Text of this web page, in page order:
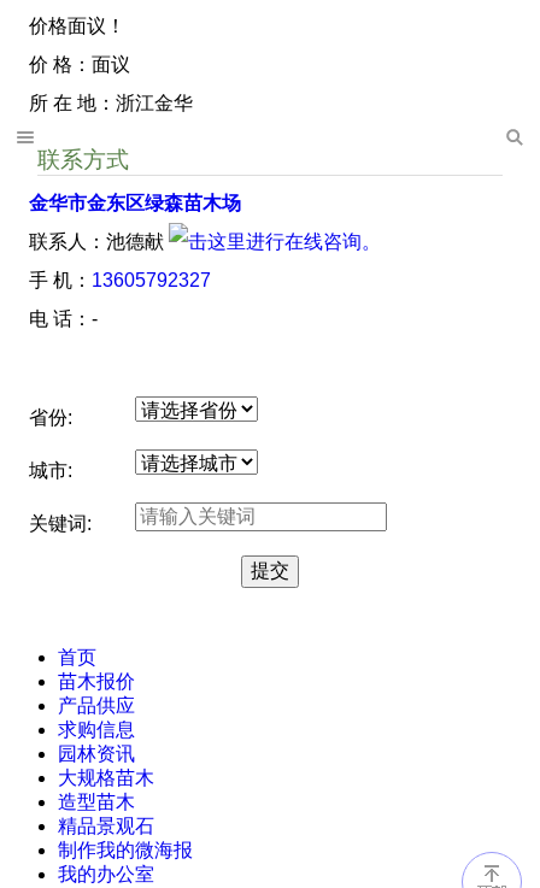
价格面议！
价 格：面议
所 在 地：浙江金华
联系方式
金华市金东区绿森苗木场
联系人：池德献
手 机： 13605792327
电 话：-
省份:
城市:
关键词:
首页
苗木报价
产品供应
求购信息
园林资讯
大规格苗木
造型苗木
精品景观石
制作我的微海报
我的办公室